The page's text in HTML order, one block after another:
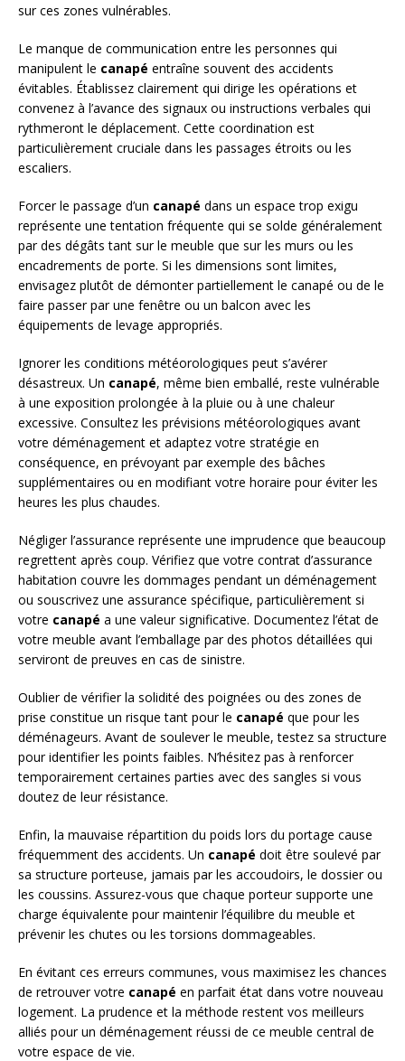
sur ces zones vulnérables.
Le manque de communication entre les personnes qui
manipulent le canapé entraîne souvent des accidents
évitables. Établissez clairement qui dirige les opérations et
convenez à l’avance des signaux ou instructions verbales qui
rythmeront le déplacement. Cette coordination est
particulièrement cruciale dans les passages étroits ou les
escaliers.
Forcer le passage d’un canapé dans un espace trop exigu
représente une tentation fréquente qui se solde généralement
par des dégâts tant sur le meuble que sur les murs ou les
encadrements de porte. Si les dimensions sont limites,
envisagez plutôt de démonter partiellement le canapé ou de le
faire passer par une fenêtre ou un balcon avec les
équipements de levage appropriés.
Ignorer les conditions météorologiques peut s’avérer
désastreux. Un canapé, même bien emballé, reste vulnérable
à une exposition prolongée à la pluie ou à une chaleur
excessive. Consultez les prévisions météorologiques avant
votre déménagement et adaptez votre stratégie en
conséquence, en prévoyant par exemple des bâches
supplémentaires ou en modifiant votre horaire pour éviter les
heures les plus chaudes.
Négliger l’assurance représente une imprudence que beaucoup
regrettent après coup. Vérifiez que votre contrat d’assurance
habitation couvre les dommages pendant un déménagement
ou souscrivez une assurance spécifique, particulièrement si
votre canapé a une valeur significative. Documentez l’état de
votre meuble avant l’emballage par des photos détaillées qui
serviront de preuves en cas de sinistre.
Oublier de vérifier la solidité des poignées ou des zones de
prise constitue un risque tant pour le canapé que pour les
déménageurs. Avant de soulever le meuble, testez sa structure
pour identifier les points faibles. N’hésitez pas à renforcer
temporairement certaines parties avec des sangles si vous
doutez de leur résistance.
Enfin, la mauvaise répartition du poids lors du portage cause
fréquemment des accidents. Un canapé doit être soulevé par
sa structure porteuse, jamais par les accoudoirs, le dossier ou
les coussins. Assurez-vous que chaque porteur supporte une
charge équivalente pour maintenir l’équilibre du meuble et
prévenir les chutes ou les torsions dommageables.
En évitant ces erreurs communes, vous maximisez les chances
de retrouver votre canapé en parfait état dans votre nouveau
logement. La prudence et la méthode restent vos meilleurs
alliés pour un déménagement réussi de ce meuble central de
votre espace de vie.